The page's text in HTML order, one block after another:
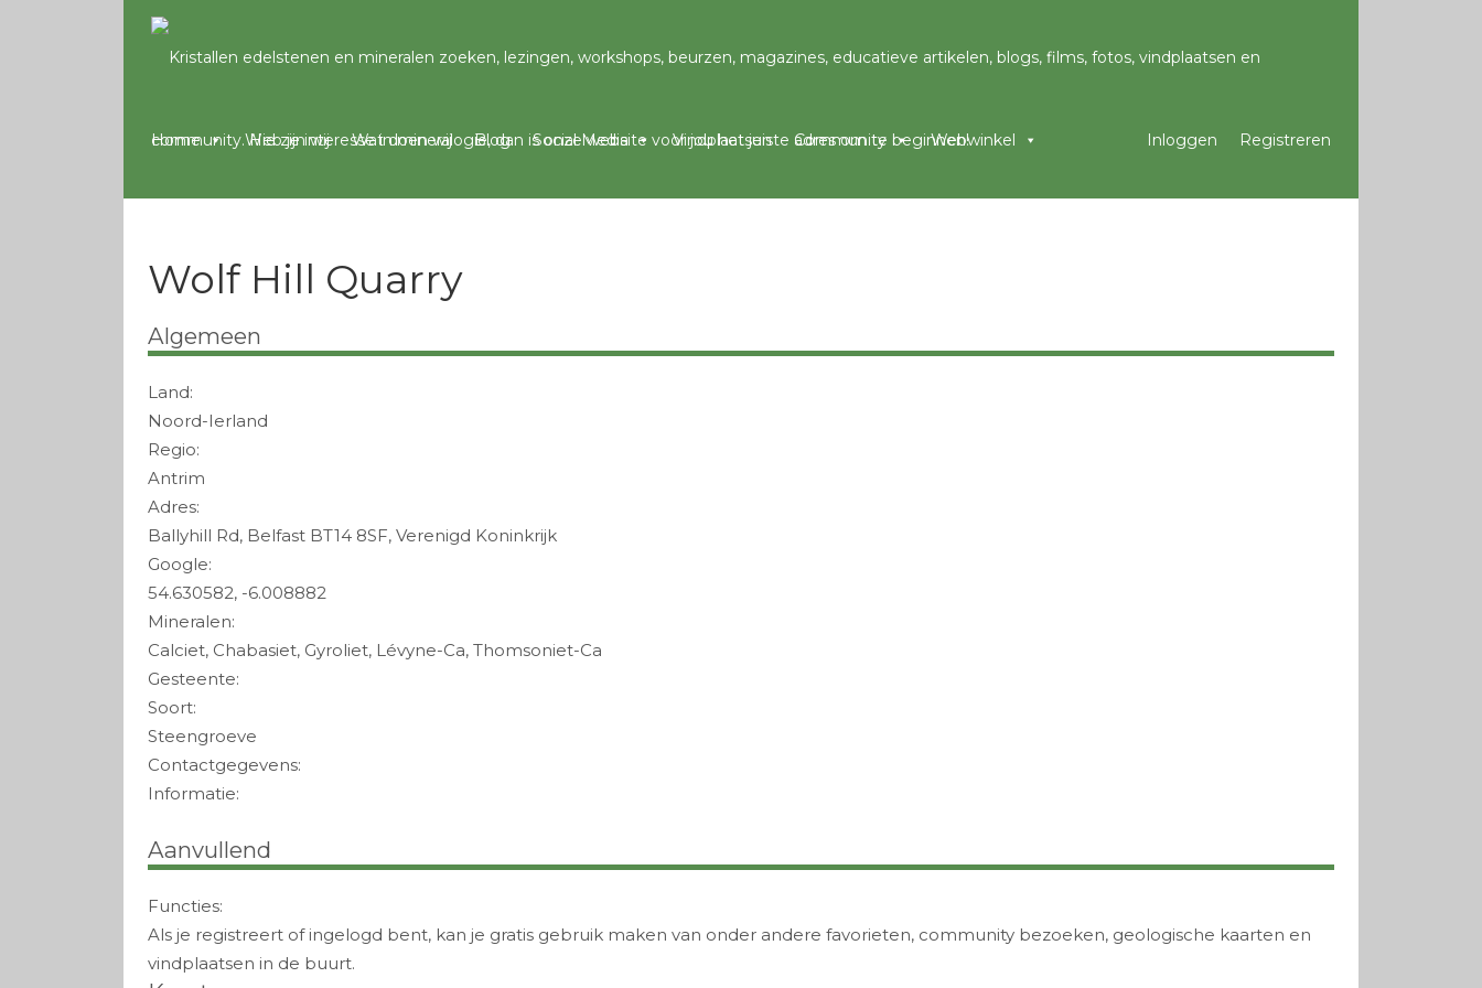
Home Wie zijn wij Wat doen wij Blog Social Media Vindplaatsen Community Webwinkel Registreren
Inloggen
Wolf Hill Quarry
Algemeen
Land:
Noord-Ierland
Regio:
Antrim
Adres:
Ballyhill Rd, Belfast BT14 8SF, Verenigd Koninkrijk
Google:
54.630582, -6.008882
Mineralen:
Calciet, Chabasiet, Gyroliet, Lévyne-Ca, Thomsoniet-Ca
Gesteente:
Soort:
Steengroeve
Contactgegevens:
Informatie:
Aanvullend
Functies:
Als je registreert of ingelogd bent, kan je gratis gebruik maken van onder andere favorieten, community bezoeken, geologische kaarten en
vindplaatsen in de buurt.